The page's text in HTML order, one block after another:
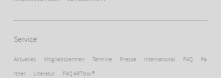
Service
Aktuelles Mitgliedszentren Termine Presse International FAQ
Pa
rtner
Literatur FAQ ARTbox®